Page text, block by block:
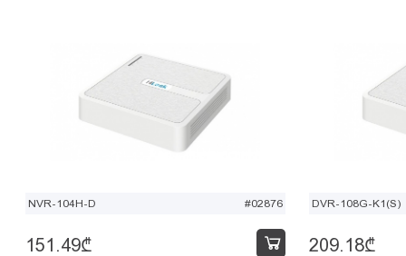
NVR-104H-D #02876
151.49₾
DVR-108G-K1(S)
209.18₾